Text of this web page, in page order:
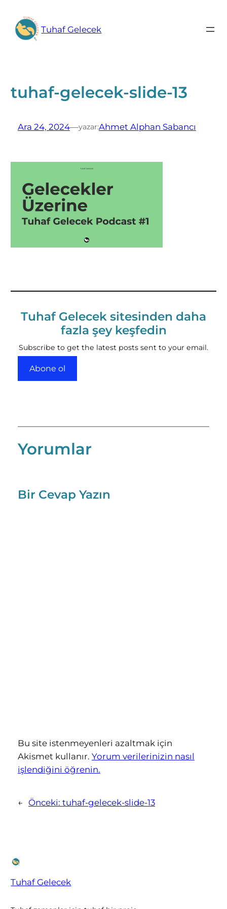
geç
Tuhaf Gelecek
tuhaf-gelecek-slide-13
Ara 24, 2024—yazar:Ahmet Alphan Sabancı
Tuhaf Gelecek sitesinden daha
fazla şey keşfedin
Subscribe to get the latest posts sent to your email.
Abone ol
Yorumlar
Bir Cevap Yazın
Bu site istenmeyenleri azaltmak için
Akismet kullanır. Yorum verilerinizin nasıl
işlendiğini öğrenin.
← Önceki: tuhaf-gelecek-slide-13
Tuhaf Gelecek